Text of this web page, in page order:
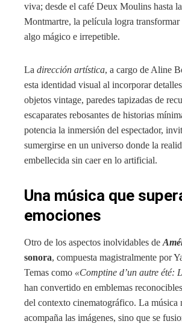
viva; desde el café Deux Moulins hasta
Montmartre, la película logra
algo mágico e irrepetible.
La dirección artística, a cargo de Aline
esta identidad visual al incorporar
objetos vintage, paredes tapizadas de
escaparates rebosantes de historias
potencia la inmersión del espectador,
sumergirse en un universo donde la
embellecida sin caer en lo artificial.
Una música que
emociones
Otro de los aspectos inolvidables de
sonora, compuesta magistralmente por
Temas como «Comptine d’un autre été:
han convertido en emblemas
del contexto cinematográfico. La música
acompaña las imágenes, sino que se